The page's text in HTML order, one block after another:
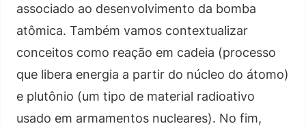
associado ao desenvolvimento da bomba
atômica. Também vamos contextualizar
conceitos como reação em cadeia (processo
que libera energia a partir do núcleo do átomo)
e plutônio (um tipo de material radioativo
usado em armamentos nucleares). No fim,